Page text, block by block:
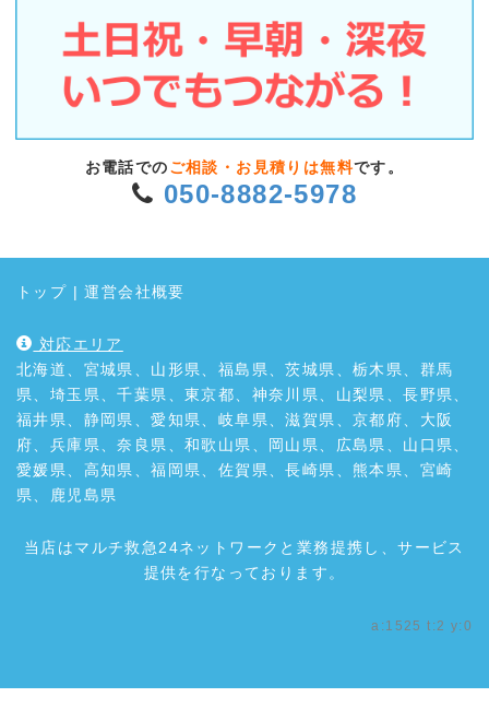
お電話での ご相談・お見積りは無料です。
050-8882-5978
トップ |運営会社概要
対応エリア
北海道、宮城県、山形県、福島県、茨城県、栃木県、群馬
県、埼玉県、千葉県、東京都、神奈川県、山梨県、長野県、
福井県、静岡県、愛知県、岐阜県、滋賀県、京都府、大阪
府、兵庫県、奈良県、和歌山県、岡山県、広島県、山口県、
愛媛県、高知県、福岡県、佐賀県、長崎県、熊本県、宮崎
県、鹿児島県
当店はマルチ救急24ネットワークと業務提携し、サービス
提供を行なっております。
a:1525 t:2 y:0